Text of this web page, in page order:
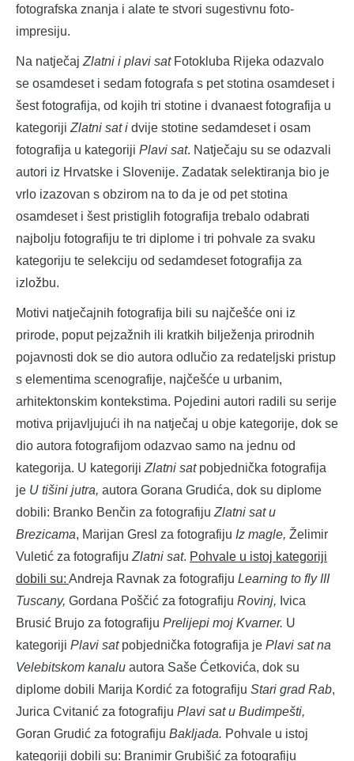
fotografska znanja i alate te stvori sugestivnu foto-
impresiju.
Na natječaj Zlatni i plavi satFotokluba Rijeka odazvalo
se osamdeset i sedam fotografa s pet stotina osamdeset i
šest fotografija, od kojih tri stotine i dvanaest fotografija u
kategoriji Zlatni sat i dvije stotine sedamdeset i osam
fotografija u kategoriji Plavi sat. Natječaju su se odazvali
autori iz Hrvatske i Slovenije. Zadatak selektiranja bio je
vrlo izazovan s obzirom na to da je od pet stotina
osamdeset i šest pristiglih fotografija trebalo odabrati
najbolju fotografiju te tri diplome i tri pohvale za svaku
kategoriju te selekciju od sedamdeset fotografija za
izložbu.
Motivi natječajnih fotografija bili su najčešće oni iz
prirode, poput pejzažnih ili kratkih bilježenja prirodnih
pojavnosti dok se dio autora odlučio za redateljski pristup
s elementima scenografije, najčešće u urbanim,
arhitektonskim kontekstima. Pojedini autori radili su serije
motiva prijavljujući ih na natječaj u obje kategorije, dok se
dio autora fotografijom odazvao samo na jednu od
kategorija. U kategoriji Zlatni satpobjednička fotografija
je U tišini jutra, autora Gorana Grudića, dok su diplome
dobili: Branko Benčin za fotografiju Zlatni sat u
Brezicama, Marijan Gresl za fotografiju Iz magle, Želimir
Vuletić za fotografiju Zlatni sat. Pohvale u istoj kategoriji
dobili su: Andreja Ravnak za fotografiju Learning to fly III
Tuscany, Gordana Poščić za fotografiju Rovinj, Ivica
Brusić Brujo za fotografiju Prelijepi moj Kvarner. U
kategoriji Plavi satpobjednička fotografija je Plavi sat na
Velebitskom kanalu autora Saše Ćetkovića, dok su
diplome dobili Marija Kordić za fotografiju Stari grad Rab,
Jurica Cvitanić za fotografiju Plavi sat u Budimpešti,
Goran Grudić za fotografiju Bakljada. Pohvale u istoj
kategoriji dobili su: Branimir Grubišić za fotografiju